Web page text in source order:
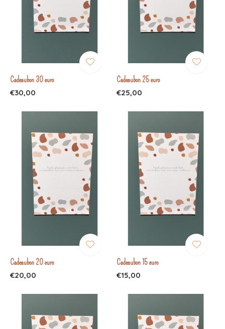
Cadeaubon 30 euro
€30,00
Cadeaubon 25 euro
€25,00
Cadeaubon 20 euro
€20,00
Cadeaubon 15 euro
€15,00